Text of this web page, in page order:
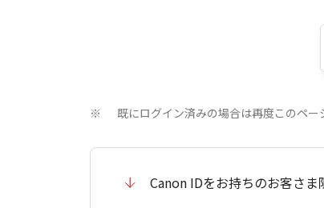
※ 既にログイン済みの場合は再度このペー
Canon IDをお持ちのお客さま